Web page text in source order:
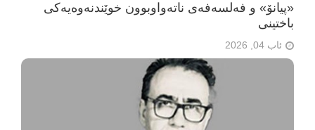
«پیانۆ» و فەلسەفەی ناتەواوبوون خوێندنەوەیەکی
باختینی
ئاب 04, 2026